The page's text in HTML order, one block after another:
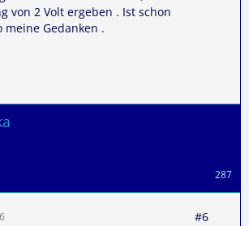
von 2 Volt ergeben . Ist schon
meine Gedanken .
287
#6